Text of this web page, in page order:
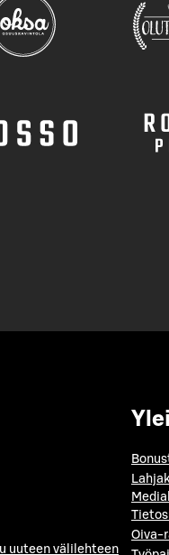
uuteen välilehteen
Oiva-